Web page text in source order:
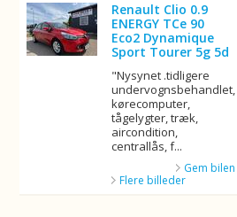
Renault Clio 0.9
ENERGY TCe 90
Eco2 Dynamique
Sport Tourer 5g 5d
"Nysynet .tidligere
undervognsbehandlet,
kørecomputer,
tågelygter, træk,
aircondition,
centrallås, f...
Gem bilen
Flere billeder